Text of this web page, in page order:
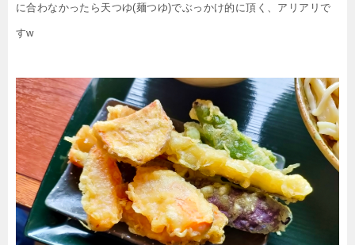
に合わなかったら天つゆ(麺つゆ)でぶっかけ的に頂く、アリアリで
すw